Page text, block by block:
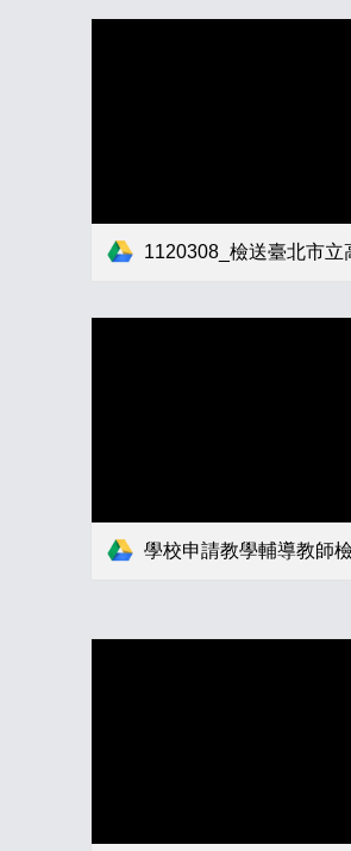
1120308_檢送臺北市立高級中等以下學校教學輔導教師及研究教師作業要點及相
學校申請教學輔導教師檢核